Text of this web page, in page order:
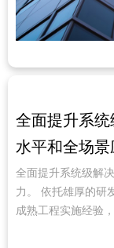
全面提升系
水平和全场景
全面提升系统级解
力。 依托雄厚的研
成熟工程实施经验